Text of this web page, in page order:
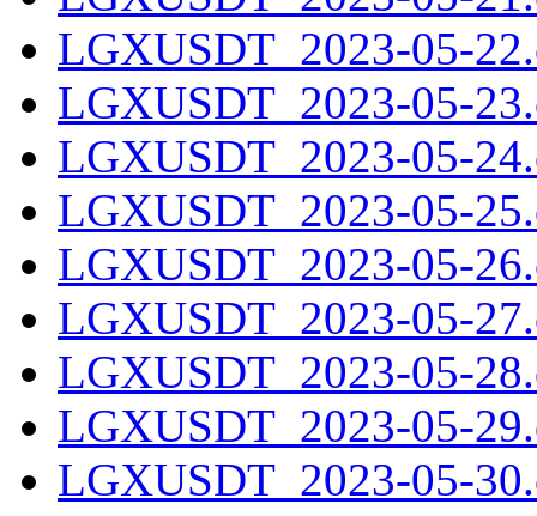
LGXUSDT_2023-05-
LGXUSDT_2023-05-
LGXUSDT_2023-05-
LGXUSDT_2023-05-
LGXUSDT_2023-05-
LGXUSDT_2023-05-
LGXUSDT_2023-05-
LGXUSDT_2023-05-
LGXUSDT_2023-05-